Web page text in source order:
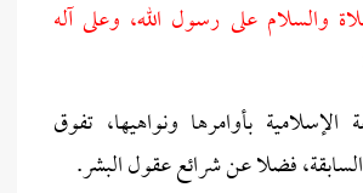
والسلام على رسول الله، وعلى آله
بأوامرها ونواهيها، تفوق
السابقة، فضلا عن شرائع عقول البشر.